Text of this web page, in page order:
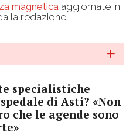
magneticaaggiornate in
redazione
specialistiche
di Asti? «Non
che le agende sono